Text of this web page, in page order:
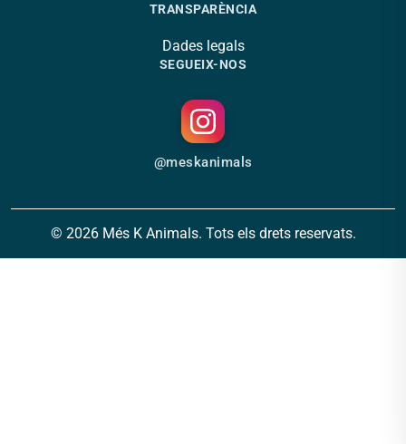
TRANSPARÈNCIA
Dades legals
SEGUEIX-NOS
@meskanimals
© 2026 Més K Animals. Tots els drets reservats.